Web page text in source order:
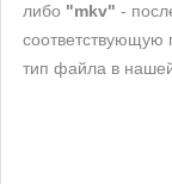
либо "mkv" -
соответствующую
тип файла в нашей